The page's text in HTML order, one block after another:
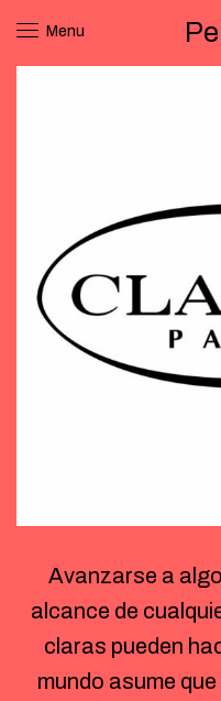
Menu
Avanzarse a
alcance de
claras pueden
mundo asume